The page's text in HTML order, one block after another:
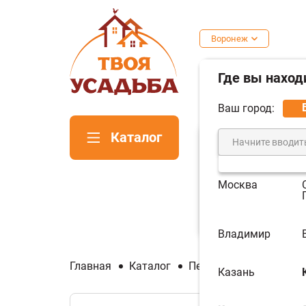
Каталог
Воронеж
Где вы
Ваш город:
Москва
Владимир
Казань
Главная Каталог Печи для бани